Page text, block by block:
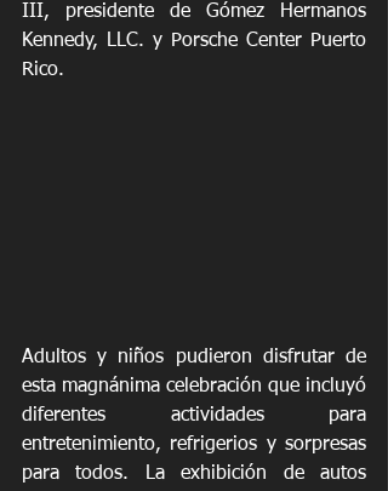
III, presidente de Gómez Hermanos
Kennedy, LLC. y Porsche Center Puerto
Rico.
Adultos y niños pudieron disfrutar de
esta magnánima celebración que incluyó
diferentes actividades para
entretenimiento, refrigerios y sorpresas
para todos. La exhibición de autos